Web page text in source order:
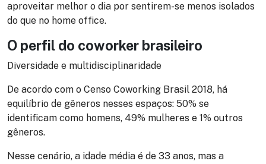
aproveitar melhor o dia por sentirem-se menos isolados
do que no home office.
O perfil do coworker brasileiro
Diversidade e multidisciplinaridade
De acordo com o Censo Coworking Brasil 2018, há
equilíbrio de gêneros nesses espaços: 50% se
identificam como homens, 49% mulheres e 1% outros
gêneros.
Nesse cenário, a idade média é de 33 anos, mas a